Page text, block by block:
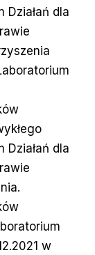
Działań dla
Działań dla
w